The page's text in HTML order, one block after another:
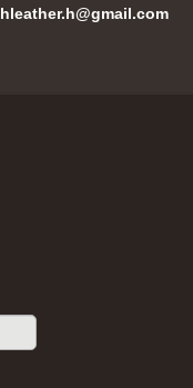
hleather.h@gmail.com